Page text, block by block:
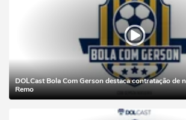
DOLCast Bola Com Gerson destaca contratação de
Remo